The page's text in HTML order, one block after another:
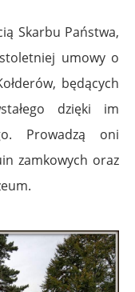
Skarbu Państwa,
umowy o
będących
dzięki im
Prowadzą oni
zamkowych oraz